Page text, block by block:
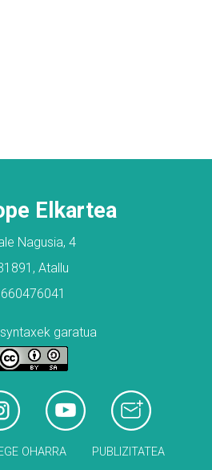
Elkartea
Nagusia, 4
Atallu
660476041
garatua
OHARRA PUBLIZITATEA